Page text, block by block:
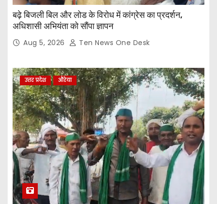
बढ़े बिजली बिल और लोड के विरोध में कांग्रेस का प्रदर्शन,
अधिशासी अभियंता को सौंपा ज्ञापन
Aug 5, 2026 Ten News One Desk
उत्तर प्रदेश औरेया